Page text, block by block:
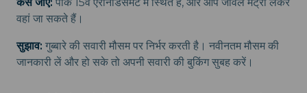
वहां जा सकते हैं।
सुझाव: गुब्बारे की सवारी मौसम पर निर्भर करती है। नवीनतम मौसम की
जानकारी लें और हो सके तो अपनी सवारी की बुकिंग सुबह करें।